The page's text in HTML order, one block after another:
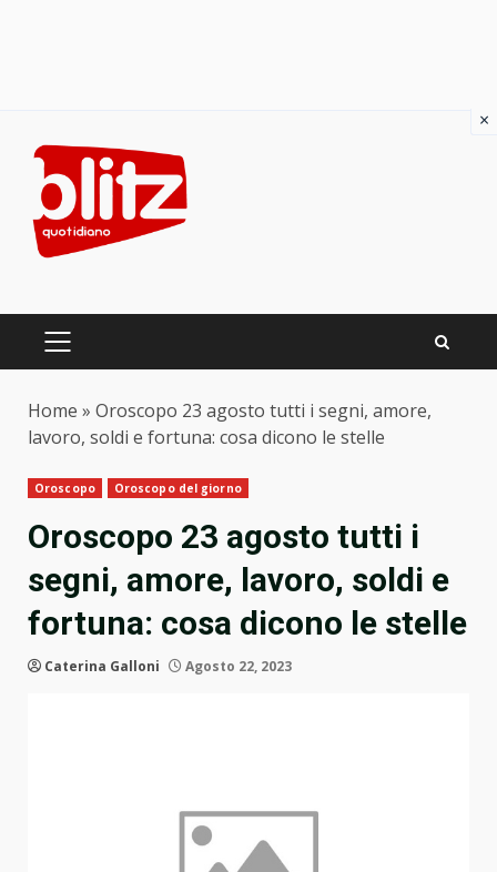
content
PRIMARY
Home » Oroscopo 23 agosto tutti i segni, amore,
lavoro, soldi e fortuna: cosa dicono le stelle
Oroscopo Oroscopo del giorno
Oroscopo 23 agosto tutti i
segni, amore, lavoro, soldi e
fortuna: cosa dicono le stelle
Caterina Galloni Agosto 22, 2023
×